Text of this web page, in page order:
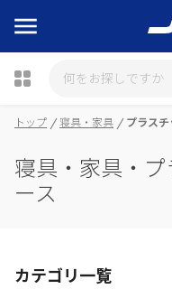
瓶詰
トップ 寝具・家具 プラス
寝具・家具・
ース
カテゴリ一覧